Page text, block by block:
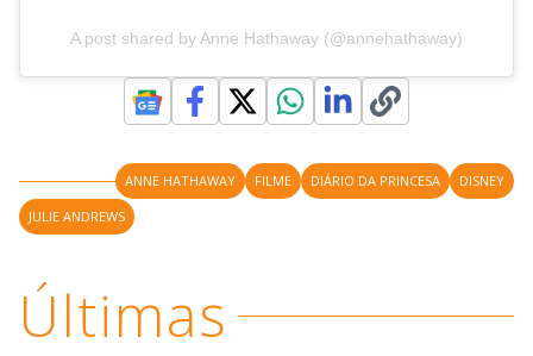
A post shared by Anne Hathaway (@annehathaway)
ANNE HATHAWAY FILME DIÁRIO DA PRINCESA
DISNEY
JULIE ANDREWS
Últimas